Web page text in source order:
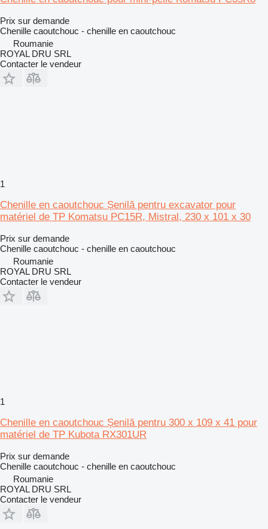
Prix sur demande
Chenille caoutchouc - chenille en caoutchouc
Roumanie
ROYAL DRU SRL
Contacter le vendeur
1
Chenille en caoutchouc Șenilă pentru excavator pour
matériel de TP Komatsu PC15R, Mistral, 230 x 101 x 30
Prix sur demande
Chenille caoutchouc - chenille en caoutchouc
Roumanie
ROYAL DRU SRL
Contacter le vendeur
1
Chenille en caoutchouc Șenilă pentru 300 x 109 x 41 pour
matériel de TP Kubota RX301UR
Prix sur demande
Chenille caoutchouc - chenille en caoutchouc
Roumanie
ROYAL DRU SRL
Contacter le vendeur